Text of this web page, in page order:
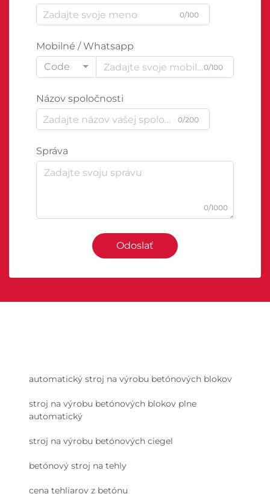
0/100
Mobilné / Whatsapp
Code
0/100
Názov spoločnosti
0/200
Správa
0/1000
Odoslať
automatický stroj na výrobu betónových blokov
stroj na výrobu betónových blokov plne
automatický
stroj na výrobu betónových ciegel
betónový stroj na tehly
cena tehliarov z betónu